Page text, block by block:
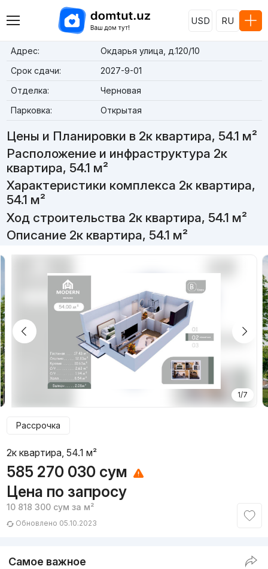
USD RU
Адрес:
Окдарья улица, д.120/10
Срок сдачи:
2027-9-01
Отделка:
Черновая
Парковка:
Открытая
Цены и Планировки в 2к квартира, 54.1 м²
Расположение и инфраструктура 2к
квартира, 54.1 м²
Характеристики комплекса 2к квартира,
54.1 м²
Ход строительства 2к квартира, 54.1 м²
Описание 2к квартира, 54.1 м²
1/7
Рассрочка
2к квартира, 54.1 м²
585 270 030 сум
Цена по запросу
10 818 300 сум за м²
Обновлено 05.10.2023
Самое важное